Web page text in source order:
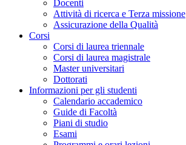
Docenti
Attività di ricerca e Terza missione
Assicurazione della Qualità
Corsi
Corsi di laurea triennale
Corsi di laurea magistrale
Master universitari
Dottorati
Informazioni per gli studenti
Calendario accademico
Guide di Facoltà
Piani di studio
Esami